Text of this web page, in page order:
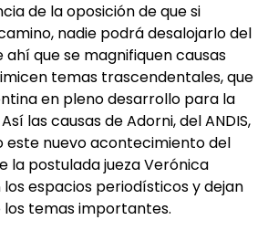
de la oposición de que si
nadie podrá desalojarlo del
ahí que se magnifiquen causas
temas trascendentales, que
en pleno desarrollo para la
las causas de Adorni, del ANDIS,
nuevo acontecimiento del
la postulada jueza Verónica
espacios periodísticos y dejan
los temas importantes.